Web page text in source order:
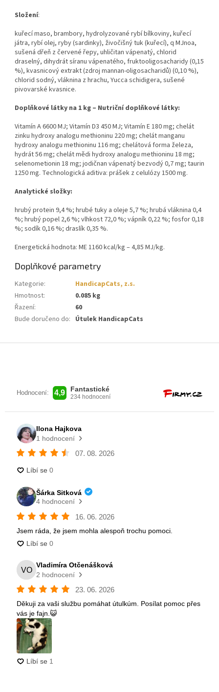
Složení:
kuřecí maso, brambory, hydrolyzované rybí bílkoviny, kuřecí
játra, rybí olej, ryby (sardinky), živočišný tuk (kuřecí), q MJnoa,
sušená dřeň z červené řepy, uhličitan vápenatý, chlorid
draselný, dihydrát síranu vápenatého, fruktooligosacharidy (0,15
%), kvasnicový extrakt (zdroj mannan-oligosacharidů) (0,10 %),
chlorid sodný, vláknina z hrachu, Yucca schidigera, sušené
pivovarské kvasnice.
Doplňkové látky na 1 kg – Nutriční doplňkové látky:
Vitamín A 6600 MJ; Vitamín D3 450 MJ; Vitamín E 180 mg; chelát
zinku hydroxy analogu methioninu 220 mg; chelát manganu
hydroxy analogu methioninu 116 mg; chelátová forma železa,
hydrát 56 mg; chelát mědi hydroxy analogu methioninu 18 mg;
selenometionin 18 mg; jodičnan vápenatý bezvodý 0,7 mg; taurin
1250 mg. Technologická aditiva: prášek z celulózy 1500 mg.
Analytické složky:
hrubý protein 9,4 %; hrubé tuky a oleje 5,7 %; hrubá vláknina 0,4
%; hrubý popel 2,6 %; vlhkost 72,0 %; vápník 0,22 %; fosfor 0,18
%; sodík 0,16 %; draslík 0,35 %.
Energetická hodnota: ME 1160 kcal/kg – 4,85 MJ/kg.
Doplňkové parametry
Kategorie:
HandicapCats, z.s.
Hmotnost:
0.085 kg
Řazení:
60
Bude doručeno do: Útulek HandicapCats